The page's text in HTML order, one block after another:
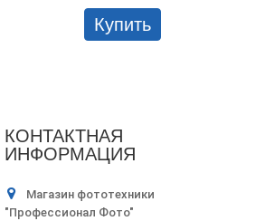
Купить
КОНТАКТНАЯ
ИНФОРМАЦИЯ
Магазин фототехники
"Профессионал Фото"